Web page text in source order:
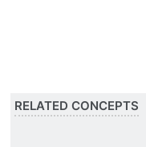
RELATED CONCEPTS